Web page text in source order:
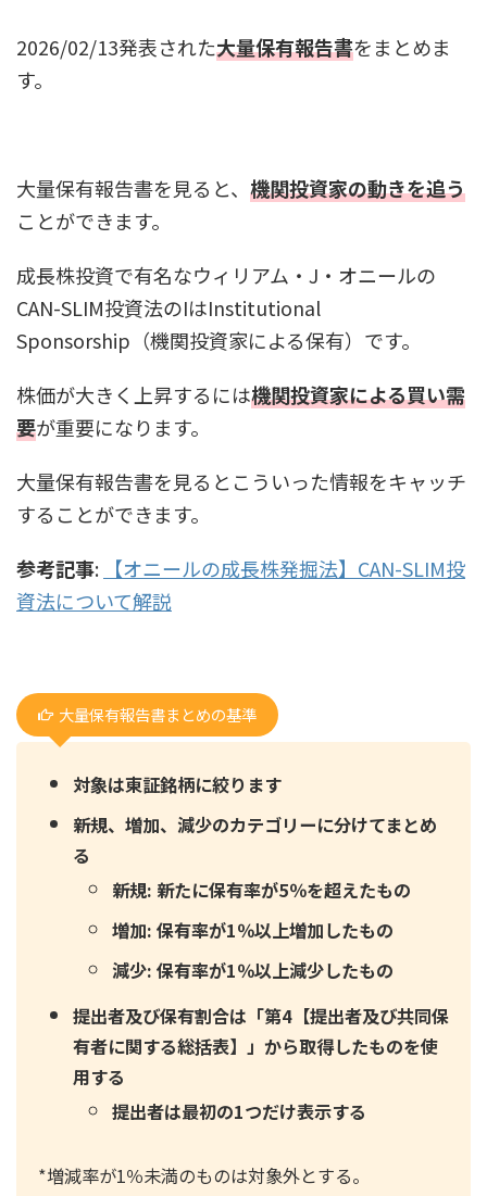
2026/02/13発表された大量保有報告書をまとめま
す。
大量保有報告書を見ると、 機関投資家の動きを追う
ことができます。
成長株投資で有名なウィリアム・J・オニールの
CAN-SLIM投資法のIはInstitutional
Sponsorship（機関投資家による保有）です。
株価が大きく上昇するには機関投資家による買い需
要が重要になります。
大量保有報告書を見るとこういった情報をキャッチ
することができます。
参考記事:
【オニールの成長株発掘法】CAN-SLIM投
資法について解説
大量保有報告書まとめの基準
対象は東証銘柄に絞ります
新規、増加、減少のカテゴリーに分けてまとめ
る
新規: 新たに保有率が5％を超えたもの
増加: 保有率が1％以上増加したもの
減少: 保有率が1％以上減少したもの
提出者及び保有割合は「第4【提出者及び共同保
有者に関する総括表】」から取得したものを使
用する
提出者は最初の1つだけ表示する
*増減率が1％未満のものは対象外とする。